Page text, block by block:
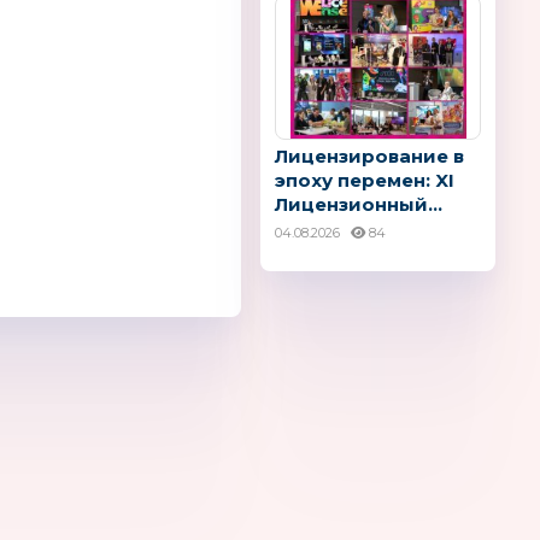
ПОЛИМЕРБЫТ
Лицензирование в
эпоху перемен: XI
Лицензионный...
04.08.2026 84